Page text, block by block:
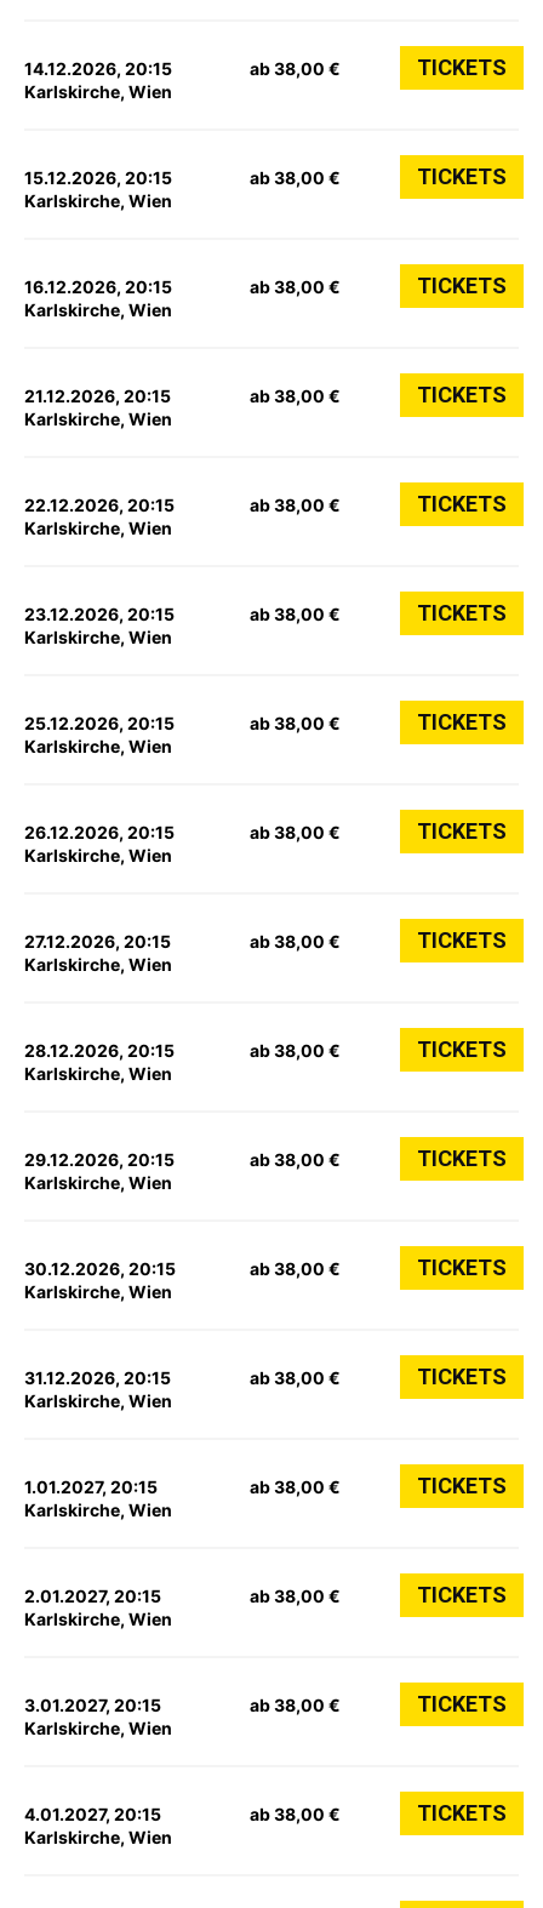
14.12.2026, 20:15
Karlskirche, Wien
ab 38,00 € TICKETS
15.12.2026, 20:15
Karlskirche, Wien
ab 38,00 € TICKETS
16.12.2026, 20:15
Karlskirche, Wien
ab 38,00 € TICKETS
21.12.2026, 20:15
Karlskirche, Wien
ab 38,00 € TICKETS
22.12.2026, 20:15
Karlskirche, Wien
ab 38,00 € TICKETS
23.12.2026, 20:15
Karlskirche, Wien
ab 38,00 € TICKETS
25.12.2026, 20:15
Karlskirche, Wien
ab 38,00 € TICKETS
26.12.2026, 20:15
Karlskirche, Wien
ab 38,00 € TICKETS
27.12.2026, 20:15
Karlskirche, Wien
ab 38,00 € TICKETS
28.12.2026, 20:15
Karlskirche, Wien
ab 38,00 € TICKETS
29.12.2026, 20:15
Karlskirche, Wien
ab 38,00 € TICKETS
30.12.2026, 20:15
Karlskirche, Wien
ab 38,00 € TICKETS
31.12.2026, 20:15
Karlskirche, Wien
ab 38,00 € TICKETS
1.01.2027, 20:15
Karlskirche, Wien
ab 38,00 € TICKETS
2.01.2027, 20:15
Karlskirche, Wien
ab 38,00 € TICKETS
3.01.2027, 20:15
Karlskirche, Wien
ab 38,00 € TICKETS
4.01.2027, 20:15
Karlskirche, Wien
ab 38,00 € TICKETS